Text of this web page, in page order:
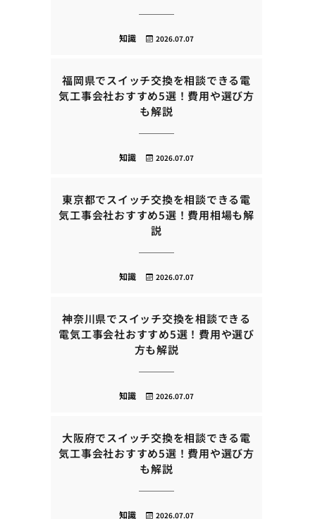
2026.07.07
知識
福岡県でスイッチ交換を相談できる電
気工事会社おすすめ5選！費用や選び方
も解説
2026.07.07
知識
東京都でスイッチ交換を相談できる電
気工事会社おすすめ5選！費用相場も解
説
2026.07.07
知識
神奈川県でスイッチ交換を相談できる
電気工事会社おすすめ5選！費用や選び
方も解説
2026.07.07
知識
大阪府でスイッチ交換を相談できる電
気工事会社おすすめ5選！費用や選び方
も解説
2026.07.07
知識